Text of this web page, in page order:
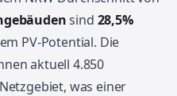
sind 28,5%
PV-Potential. Die
aktuell 4.850
was einer